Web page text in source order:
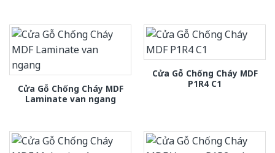
Cửa Gỗ Chống Cháy MDF
Laminate van ngang
Cửa Gỗ Chống Cháy MDF
P1R4 C1